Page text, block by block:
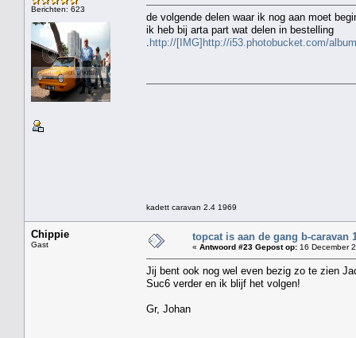
Berichten: 623
de volgende delen waar ik nog aan moet
ik heb bij arta part wat delen in bestelling
http://[IMG]http://i53.photobucket.com/
kadett caravan 2.4 1969
Chippie
Gast
topcat is aan de gang b-caravan
« Antwoord #23 Gepost op: 16 December
Jij bent ook nog wel even bezig zo te zien
Suc6 verder en ik blijf het volgen!
Gr, Johan